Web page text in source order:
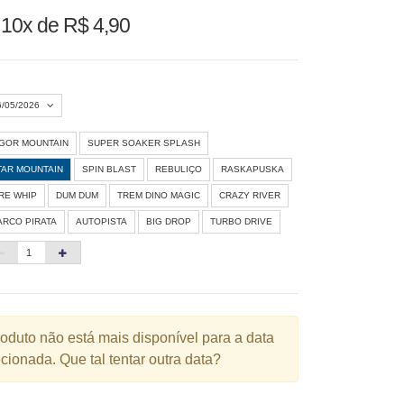
10x de R$ 4,90
05/2026
Agosto 2026 »
S Q Q S S
1
24 25
31
MOUNTAIN SUPER SOAKER SPLASH
MOUNTAIN SPIN BLAST REBULIÇO RASKAPUSKA
WHIP DUM DUM TREM DINO MAGIC CRAZY RIVER
PIRATA AUTOPISTA BIG DROP TURBO DRIVE
não está mais disponível para a data
Que tal tentar outra data?